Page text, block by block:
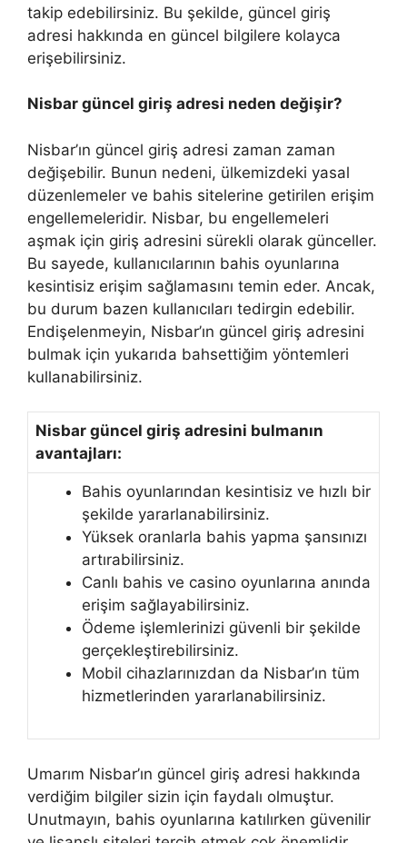
takip edebilirsiniz. Bu şekilde, güncel giriş
adresi hakkında en güncel bilgilere kolayca
erişebilirsiniz.
Nisbar güncel giriş adresi neden değişir?
Nisbar’ın güncel giriş adresi zaman zaman
değişebilir. Bunun nedeni, ülkemizdeki yasal
düzenlemeler ve bahis sitelerine getirilen erişim
engellemeleridir. Nisbar, bu engellemeleri
aşmak için giriş adresini sürekli olarak günceller.
Bu sayede, kullanıcılarının bahis oyunlarına
kesintisiz erişim sağlamasını temin eder. Ancak,
bu durum bazen kullanıcıları tedirgin edebilir.
Endişelenmeyin, Nisbar’ın güncel giriş adresini
bulmak için yukarıda bahsettiğim yöntemleri
kullanabilirsiniz.
Nisbar güncel giriş adresini bulmanın
avantajları:
Bahis oyunlarından kesintisiz ve hızlı bir
şekilde yararlanabilirsiniz.
Yüksek oranlarla bahis yapma şansınızı
artırabilirsiniz.
Canlı bahis ve casino oyunlarına anında
erişim sağlayabilirsiniz.
Ödeme işlemlerinizi güvenli bir şekilde
gerçekleştirebilirsiniz.
Mobil cihazlarınızdan da Nisbar’ın tüm
hizmetlerinden yararlanabilirsiniz.
Umarım Nisbar’ın güncel giriş adresi hakkında
verdiğim bilgiler sizin için faydalı olmuştur.
Unutmayın, bahis oyunlarına katılırken güvenilir